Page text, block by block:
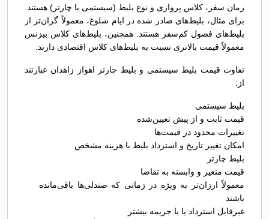
زمان سفر، کلاس پروازی و نوع بلیط (سیستمی یا چارتر) هستند.
برای مثال، بلیط‌های صادر شده در ایام شلوغ، معمولاً گران‌تر از
بلیط‌های فصول کم‌سفر هستند. همچنین، بلیط‌های کلاس بیزنس
معمولاً قیمت بالاتری نسبت به بلیط‌های کلاس اقتصادی دارند.
تفاوت قیمت بلیط سیستمی و بلیط چارتر اهواز زاهدان عبارتند
از:
بلیط سیستمی
قیمت ثابت و از پیش تعیین‌شده
تغییرات محدود در قیمت‌ها
امکان تغییر تاریخ و استرداد بلیط با هزینه مشخص
بلیط چارتر
قیمت متغیر و وابسته به تقاضا
معمولاً ارزان‌تر به ویژه در زمانی که صندلی‌ها باقی‌مانده
باشند
غیرقابل استرداد یا با جریمه بیشتر